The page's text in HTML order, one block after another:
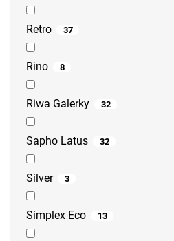
Retro 37
Rino 8
Riwa Galerky 32
Sapho Latus 32
Silver 3
Simplex Eco 13